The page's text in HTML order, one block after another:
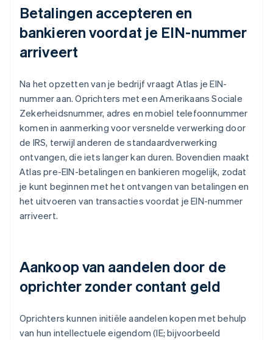
Betalingen accepteren en
bankieren voordat je EIN-nummer
arriveert
Na het opzetten van je bedrijf vraagt Atlas je EIN-
nummer aan. Oprichters met een Amerikaans Sociale
Zekerheidsnummer, adres en mobiel telefoonnummer
komen in aanmerking voor versnelde verwerking door
de IRS, terwijl anderen de standaardverwerking
ontvangen, die iets langer kan duren. Bovendien maakt
Atlas pre-EIN-betalingen en bankieren mogelijk, zodat
je kunt beginnen met het ontvangen van betalingen en
het uitvoeren van transacties voordat je EIN-nummer
arriveert.
Aankoop van aandelen door de
oprichter zonder contant geld
Oprichters kunnen initiële aandelen kopen met behulp
van hun intellectuele eigendom (IE; bijvoorbeeld